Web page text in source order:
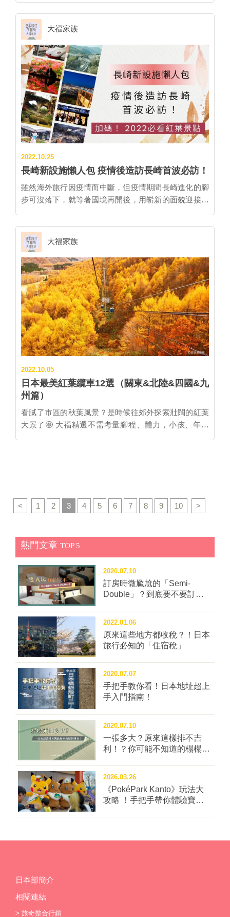
選擇各種海景客房，島上也有許多美食及活動，除了長
崎海鮮外，也能騎單車造訪分布於島上的自助式咖啡
店，或是來九州最大規模的天然溫泉‧SPA享受泡湯樂
趣。夜晚則能參加多媒體夜晚漫步的「ISLAND
LUMINA」等，透過多采多姿的活動來度過充實的一
天。 ▲i+Land nagasaki上的咖啡店各有特色，海咖啡就
位於海灘旁，能夠享受長崎的美麗海景。 ▲ISLAND
LUMINA利用各種聲光技術，讓夜間漫步變成一場魔幻
之旅。 想吃點涼的，就不能錯過島原半島的傳統消暑甜
品「寒湯圓」。「寒湯圓」是島原市內許多店家都能品
嘗到的傳統甜品，口感類似台灣的湯圓，加入用當地自
豪的甘甜水質做出來的糖水，冰冰涼涼甚是消暑。推薦
可至有百年歷史的木造洋風建築「青色理髮館 工房
MOMO」或是1915年創業的寒湯圓元祖老舖「銀
水」，除了美味的寒湯圓外，和洋不同的復古建築風情
更是近來的打卡聖地呢！ ▲老舖銀水所提供的寒湯圓，
是元祖的正宗口味。 ▲銀水的店內也非常好拍，是打卡
的聖地之一。 ▲青色理髮館 工房MOMO正如其名，為
舊有的理髮店所改裝的咖啡館，淺藍色的外觀非常可
愛。 ｜延伸閱讀｜長崎旅行系列 本文圖片提供：長崎
縣觀光連盟、豪斯登堡；文章未經授權同意不得轉載。
©HuisTenBosch
足了五感。 ▲藤山神社境內可以欣賞到多個品種的藤
花。 ▲壯觀的藤花景象，吸引許多遊客前來參觀。 🗺
SPOT MAP🗺 油菜花與櫻花的春日二重奏！白木峰高
原 ・花期：３月下旬～４月上旬 白木峰高原位於標高
1,057公尺的五家原岳山腹，占地約1萬平方公尺，雖然
海拔僅有330公尺高，視野卻非常良好，能夠眺望到諫
早平原、有明海以及遠方的雲仙普賢岳。白木峰高原是
當地的賞花勝地，春天有約10萬株的油菜花席捲整片山
頭，與點綴其中的櫻花互相映襯；秋季則有20萬株的大
波斯菊盛開，鮮豔花海再搭配上高山與大海的壯觀背
景，美得令人屏息。 ▲白木峰高原春天時金色的油菜花
海非常驚人。 ▲美麗的油菜花與櫻花吸引遊客前來拍
照。 🗺SPOT MAP🗺 以九十九島為背景的桃色地
佐世保的長串山公園是每年春季的賞花名所，從4月上
旬開始約一個月間，有10萬株紅色、粉色的杜鵑花爭相
綻放，包括嬌小的久留米杜鵑及花朵較大的平戶杜鵑，
將山頭染上喜氣的顏色。從海拔234公尺的山丘上還可
眺望北九十九島、平戶島等絕美風景。公園裡另設有長
達100公尺的滾輪溜滑梯等遊樂設施，以及提供餐食的
遊客中心，也非常適合親子出遊。 ▲10萬株杜鵑盛開的
花田風景美不勝收。 ▲長串山公園中也有長達100公尺
的滾輪溜滑梯等遊樂器具，深受小朋友歡迎。 🗺SPOT
MAP🗺 長崎縣在台活動情報 ■SOGO百貨台北忠孝館
12F「日本物產展」2023/3/21~4/5 長崎縣將於3月21日
至4月5日，參加SOGO百貨台北忠孝館的日本物產展，
販售多種長崎縣物產，包括長崎蛋糕及不到當地就難以
品嘗到的鮮美魚板等。持有快樂購卡在長崎物產區消費
滿1,000元以上，就有機會參加抽獎，獲得雙人台灣虎航
台北—福岡來回機票及長崎市稻佐山觀光飯店一泊二食
雙人住宿券、雙人JR北部九州版5日鐵路周遊券。 ▲從
長崎市稻佐山觀光飯店可以俯瞰世界新三大夜景！ 圖片
提供：長崎市稻佐山觀光飯店 ■長崎好味旅講座
2023/3/26(日) 旅遊的動力少不了美食！配合長崎縣物產
展，長崎縣也舉辦了美食觀光講座，現場除了介紹必吃
> ｜延伸閱讀｜長崎旅行系列 ※本文圖片由長崎縣觀光
連盟、佐世保市提供，未經同意不得轉載。
動，在長崎也能體驗到異國風情濃厚的彩燈裝飾呢！另
外，三面環海的長崎當然少不了美味海鮮，冬季必吃的
各種海之幸一起介紹給大家！ ■睽違三年！「2023長崎
燈會」再度隆重登場 揮別疫情，2023年長崎燈會將於1
月22日至2月5日舉辦。起源於新地中華街的長崎燈會是
當地冬季最盛大的祭典，更曾吸引超過百萬觀光客前來
參加。燈會期間，各個會場會裝飾上多達約1萬5千個色
彩鮮豔的燈籠以及各種造型花燈。 ▲長崎燈會裡的各種
花燈。 圖片提供：長崎縣觀光連盟 想看大型花燈以及
生肖花燈，就來湊公園，活動的點燈儀式也在此舉辦；
適合親子同遊的動物造型花燈區則位於中央公園會場。
排的大紅燈籠；中華街北門外的銅座川上則是粉色浪漫
的燈籠；而經典景點眼鏡橋上頭則是掛著一串串如滿月
的黃澄澄燈籠。 ▲眼鏡橋上的滿月燈籠裝飾。 圖片提
供：長崎縣觀光連盟 ▲銅座川上裝飾著粉色燈籠，增添
過去的明治至昭和時代初期，是外國人喜愛的避暑勝
地，因此有別於傳統的和風溫泉街，雲仙溫泉街上充滿
了各種復古西洋風情建築。高聳的地形也帶了冬日限定
的美景「霧冰」，凝結在樹枝上的冰雪結晶是當地高山
上難得一見的絕美風景。 ▲雲仙霧冰的絕美風景。 圖
片提供：長崎縣觀光連盟 每年2月在雲仙溫泉鄉舉辦的
雲仙霧冰點燈節就是以霧冰為主題的點燈活動，今年於
2月4日至25日間舉辦。除了夜晚的溫泉街上會點燈之
外，活動期間的每周六晚間9點還會施放煙火。在滿天
星斗與璀璨花火包圍下，泡著暖呼呼的露天溫泉，可說
是極致的享受。 ▲雲仙霧冰點燈節期間，每周六晚上都
能欣賞到煙火秀。 圖片提供：長崎縣觀光連盟 ■不用任
意門也能一秒到歐洲！豪斯登堡「白銀世界」 提到彩
燈，就不能漏掉至今已蟬連日本全國彩燈排行榜綜合娛
一年四季皆有不同主題，令人能時刻享受彩燈的美景。
冬天限定的「白銀世界」更是瞬間將遊客帶往積雪的歐
洲城鎮中，彷彿從空中流洩而下的絕美動感極光彩燈秀
成、日本首座三層樓高天空旋轉木馬，高度達15公尺！
轉木馬」誕生！ 圖片提供：豪斯登堡 ■黑鮪魚（新上五
新上五島町的海水環境特別適合黑鮪魚生長，更因峽灣
地形海流速度快，在此養育的黑鮪魚肉質格外緊實。另
外，產地優勢便是能品嘗到未經冷凍的極新鮮黑鮪魚，
可說是老饕們必訪的鮪魚聖地。 ▲來到新上五島町能品
嘗到最新鮮的黑鮪魚滋味。 圖片提供：長崎縣觀光連盟
■牡蠣(佐世保市、諫早市) 島嶼密度日本第一的九十九
島特別適合牡蠣的養殖，充分吸收來自大地養分的「九
十九島牡蠣」，尺寸雖小，但口味濃厚而受到好評。而
諫早市小長井町的「小長井牡蠣」，則是由有明海營養
豐富的海水所養殖，體型大顆飽滿，燒烤過也不會縮
小。 ▲九十九島牡蠣雖然較小顆，但鮮味濃厚。 圖片
提供：長崎縣觀光連盟 ▲小長井牡蠣甘甜肥美，是秋冬
不能錯過的鮮味。 圖片提供：長崎縣觀光連盟 ■野生比
目魚（平戶市） 比目魚肉質細緻、油脂豐富，加上產量
稀少，在日本料理中也屬於高級食材。而平戶市的野生
比目魚產量可是數一數二，每年產季的1～3月會在舉辦
「平戶比目魚祭」，在市內可品嘗到生魚片、涮涮鍋等
多樣料理手法。 ▲平戶野生比目魚做成各種料理都十分
美味。 圖片提供：長崎縣觀光連盟 ■野生褐石斑魚（平
戶市） 肉質有彈性，富含膠原蛋白的「褐石斑魚」，因
野生的漁獲量不多，是稀有的高級魚。野生褐石斑魚的
長崎旅行系列
大福家族
2022.10.25
長崎新設施懶人包 疫情後造訪長崎首波必訪！
雖然海外旅行因疫情而中斷，但疫情期間長崎進化的腳
步可沒落下，就等著國境再開後，用嶄新的面貌迎接海
另外長崎也迎來紅葉季，必看紅葉景點快收進口袋！ ▊
長崎站周邊 為配合西九州新幹線的開通，長崎車站於
2020年3月28日全面高架化，相關業務也移轉到全新的
長崎車站大樓，為第五代的長崎車站，並以長崎的全新
陸上玄關身分，送往迎來四面八方的遊客。新長崎車站
將當地的山海特色景觀融入視野內，從月台就能眺望到
開港已有450年歷史的長崎港以及姿態優美的女神大
橋。此外，由於長崎站為始發站，這裡還能拍攝到列車
並列的正面照片，是鐵道迷不能錯過的角度。 ▲全新的
長崎車站外觀。 圖片提供：長崎縣觀光連盟 ▲停靠於
新長崎站月台的西九州新幹線海鷗號。 圖片提供：長崎
供：長崎縣觀光連盟 長崎車站及其周圍也陸續有新設施
進駐，包括2021年11月落成的「出島MESSE長崎」，
是長崎首座大型展覽會場，能夠對應各式博覽會等活
動。位於出島MESSE長崎旁的「長崎希爾頓飯店」於
2021年11月開幕後，2024年初還有位於新長崎站大樓高
伴手禮的商店，還有許多餐飲店。 圖片提供：長崎縣觀
點。稻佐山山頂區域「INASA TOP SQUARE」於2021
年7月翻修後重新開幕， 包含能欣賞到長崎夜景的景觀
餐廳「ITADAKI」、漢堡店「INASA BURGER」及咖啡
店「INASA COFFEE」三間全新餐飲設施，以長崎在地
食材為主軸，提供各種長崎美食。 ▲稻佐山山頂的
INASA TOP SQUARE。 圖片提供：長崎縣觀光連盟 想
前往稻佐山山頂，可選擇搭乘長崎纜車或是2020年1月
底開始運行的長崎稻佐山軌道車。長崎纜車的車廂四周
皆為透明的玻璃，不管站在哪個方位，都能清楚眺望到
長崎市的風景。此外，遊客也可搭乘公車前往稻佐山中
腹停車場後，轉乘長崎稻佐山軌道車前往稻佐山山頂展
望台，透過兩種不同交通工具，欣賞不同角度的風景。
▲從四面皆透明的長崎纜車上能夠盡享璀璨的長崎夜
景。 圖片提供：長崎縣觀光連盟 ▲長崎稻佐山軌道車
提供另一個上山賞夜景以及眺望長崎市風景的選擇。 圖
片提供：長崎縣觀光連盟 ▊哥拉巴園 位於南山手山坡上
的哥拉巴園內保存了6棟明治時期的西洋建築，從這裡
俯瞰長崎港的視野十分遼闊，彷若西洋庭園的異國風情
是吸引遊客的特色之一。園區內的「舊哥拉巴宅邸」為
日本現存最古老的木造洋房，同時也是世界遺產。2019
年1月起進行了將近3年的整修工程，終於在2021年11月
完工重新開放，包括屋頂、外觀及屋內展示全部煥然一
新。 ▲舊哥拉巴宅邸的屋頂下方構造工法細緻，怎麼看
以換上西洋禮服，在園區內拍下各種紀念照之外，也可
▲哥拉巴園內可租借西洋禮服拍照。 圖片提供：長崎縣
點。 圖片提供：長崎縣觀光連盟 ▊雲仙溫泉 知名星野
集團在日本全國展開的溫泉旅館品牌「界」也將插旗雲
大福家族
2022.10.05
日本最美紅葉纜車12選（關東&北陸&四國&九
州篇）
看膩了市區的秋葉風景？是時候往郊外探索壯闊的紅葉
大景了🤩 大福精選不需考量腳程、體力，小孩、年長
景。以那須纜車山麓站為起點，4分鐘的纜車旅程就像
在空中漫步般，放眼望去盡是漫山紅葉。天氣好的話，
平原，享受在高處鳥瞰大地的樂趣。 【2022紅葉纜車】
9月17日～11月6日 ▌新潟 苗場龍纜車 連結苗場高原
至田代高原的苗場龍纜車，全長5,481公尺，為日本最長
的纜車，單趟車程約25分鐘。沿途可從車窗俯瞰滿山遍
野的紅黃色秋葉，也會行經閃耀著祖母綠色澤的神秘湖
泊「二居湖」，在「14號柱」附近還能體驗突然向下俯
衝的快感，就好像要衝向紅葉世界般～是能在空中同時
享受大地美景、刺激感的賞楓方式。 【2022苗場龍纜
車】10月8日～11月6日 ▲©苗場スキー場。 ▶▶日本最
大規模的度...
< 1 2 3 4 5 6 7 8 9 10 >
熱門文章 TOP 5
2020.07.10
訂房時微尷尬的「Semi-
Double」？到底要不要訂這
2022.01.06
原來這些地方都收稅？！日本
旅行必知的「住宿稅」
2020.07.07
手把手教你看！日本地址超上
手入門指南！
2020.07.10
一張多大？原來這樣排不吉
利！？你可能不知道的榻榻米
2026.03.26
《PokéPark Kanto》玩法大
攻略 ！手把手帶你體驗寶可
日本部簡介
相關連結
> 旅奇整合行銷